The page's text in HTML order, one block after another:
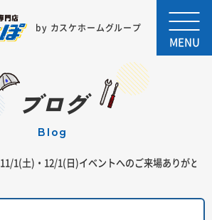
by カスケホームグループ
MENU
ブログ
blog
11/1(土)・12/1(日)イベントへのご来場ありがとう